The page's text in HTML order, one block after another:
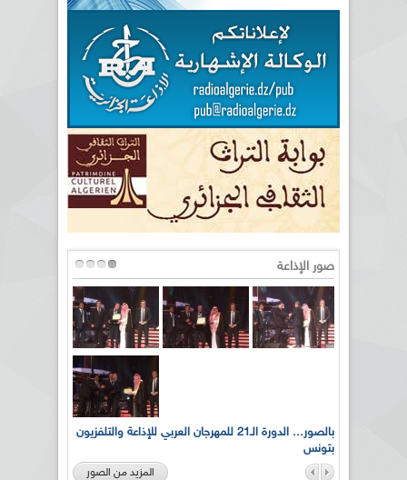
صور الإذاعة
بالصور... الدورة الـ21 للمهرجان العربي للإذاعة والتلفزيون
بتونس
المزيد من الصور